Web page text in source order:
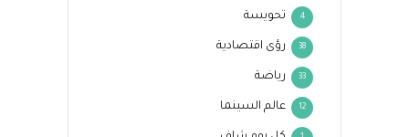
تحويسة 4
رؤى اقتصادية 38
رياضة 33
عالم السينما 12